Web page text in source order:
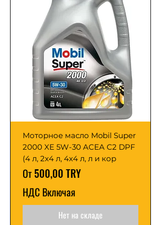
Моторное масло Mobil Super
2000 XE 5W-30 ACEA C2 DPF
(4 л, 2x4 л, 4x4 л, л и кор
От 500,00 TRY
Цена со скидкой
НДС Включая
Нет на складе